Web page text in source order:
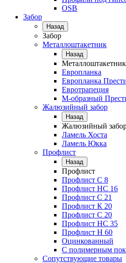
OSB
Забор
Назад
Забор
Металлоштакетник
Назад
Металлоштакетник
Европланка
Европланка
Евротрапеция
М-образный
Жалюзийный забор
Назад
Жалюзийный
Ламель Хоста
Ламель Юкка
Профлист
Назад
Профлист
Профлист С 8
Профлист НС 16
Профлист C 21
Профлист К 20
Профлист С 20
Профлист НС 35
Профлист Н 60
Оцинкованный
С полимерным
Сопутствующие товары